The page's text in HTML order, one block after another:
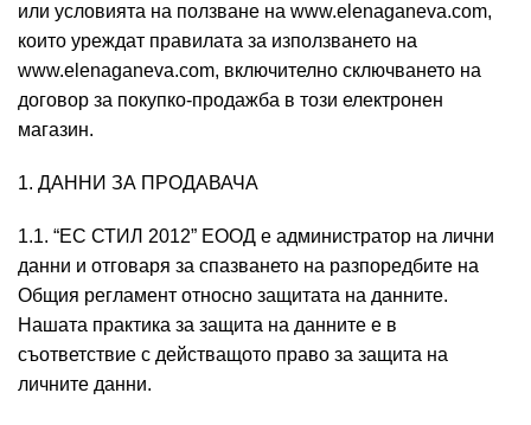
или условията на ползване на www.elenaganeva.com,
които уреждат правилата за използването на
www.elenaganeva.com, включително сключването на
договор за покупко-продажба в този електронен
магазин.
1. ДАННИ ЗА ПРОДАВАЧА
1.1. “ЕС СТИЛ 2012” EOOД е администратор на лични
данни и отговаря за спазването на разпоредбите на
Общия регламент относно защитата на данните.
Нашата практика за защита на данните е в
съответствие с действащото право за защита на
личните данни.